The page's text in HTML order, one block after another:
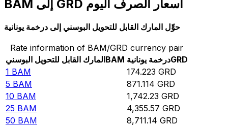
BAM إلى GRD أسعار الصرف اليوم
حوِّل المارك القابل للتحويل البوسني إلى درخمة يونانية
Rate information of BAM/GRD currency pair
المارك القابل للتحويل البوسنيBAM درخمة يونانيةGRD
1 BAM 174.223 GRD
5 BAM 871.114 GRD
10 BAM 1,742.23 GRD
25 BAM 4,355.57 GRD
50 BAM 8,711.14 GRD